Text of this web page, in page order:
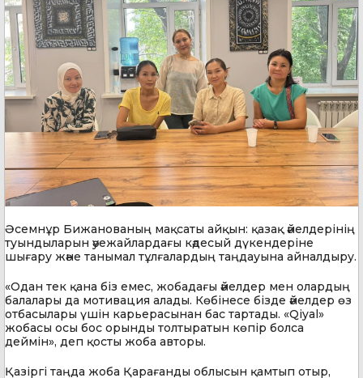
Әсемнұр Бижанованың мақсаты айқын: қазақ әйелдерінің
туындыларын әуежайлардағы кәдесый дүкендеріне
шығару және танымал тұлғалардың таңдауына айналдыру.
«Одан тек қана біз емес, жобадағы әйелдер мен олардың
балалары да мотивация алады. Көбінесе бізде әйелдер өз
отбасылары үшін карьерасынан бас тартады. «Qiyal»
жобасы осы бос орынды толтыратын көпір болса
деймін», деп қосты жоба авторы.
Қазіргі таңда жоба Қарағанды облысын қамтып отыр,